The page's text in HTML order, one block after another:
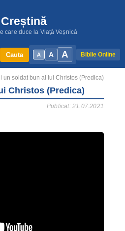
care duce la Viață Veșnică
A A A Biblie Online
Cauta
un soldat bun al lui Christos (Predica)
Christos (Predica)
Publicat: 21.07.2021